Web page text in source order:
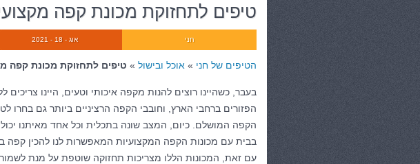
טיפים לתחזוקת מכונת קפה
אוג - 18 - 2021 חני
הטיפים של חני » אוכל ובישול » טיפים לתחזוקת מכונת קפה
בעבר, כשהיינו רוצים להנות מקפה איכותי וטעים, היינו
הפזורים ברחבי הארץ, וחובבי הקפה הרציניים ביותר גם בחרו
הקפה המושלם. כיום, המצב שונה בתכלית וכל אחד מאיתנו
בבית עם מכונות הקפה המקצועיות המאפשרות לנו להכין קפה
עם זאת, המכונות הללו מצריכות תחזוקה שוטפת על מנת לשמור